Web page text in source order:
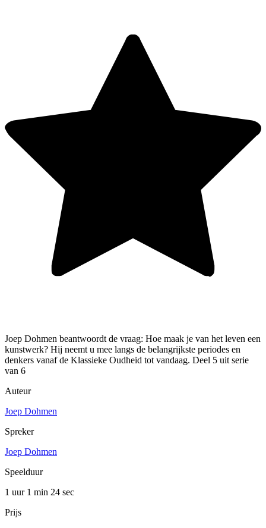
Joep Dohmen beantwoordt de vraag: Hoe maak je van het leven een
kunstwerk? Hij neemt u mee langs de belangrijkste periodes en
denkers vanaf de Klassieke Oudheid tot vandaag. Deel 5 uit serie
van 6
Auteur
Joep Dohmen
Spreker
Joep Dohmen
Speelduur
1 uur 1 min 24 sec
Prijs